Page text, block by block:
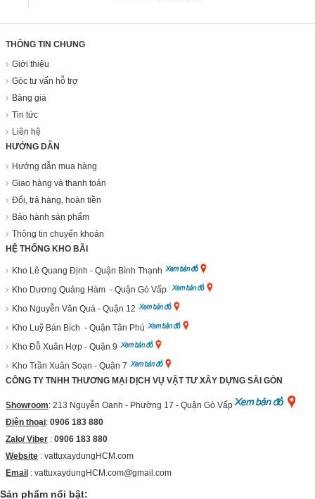
THÔNG TIN CHUNG
Giới thiệu
Góc tư vấn hỗ trợ
Bảng giá
Tin tức
Liên hệ
HƯỚNG DẪN
Hướng dẫn mua hàng
Giao hàng và thanh toán
Đổi, trả hàng, hoàn tiền
Bảo hành sản phẩm
Thông tin chuyển khoản
HỆ THỐNG KHO BÃI
Kho Lê Quang Định - Quận Bình Thạnh
Kho Dương Quảng Hàm - Quận Gò Vấp
Kho Nguyễn Văn Quá - Quận 12
Kho Luỹ Bán Bích - Quận Tân Phú
Kho Đỗ Xuân Hợp - Quận 9
Kho Trần Xuân Soạn - Quận 7
CÔNG TY TNHH THƯƠNG MẠI DỊCH VỤ VẬT TƯ XÂY DỰNG SÀI GÒN
Showroom: 213 Nguyễn Oanh - Phường 17 - Quận Gò Vấp
Điện thoại: 0906 183 880
Zalo/ Viber : 0906 183 880
Website : vattuxaydungHCM.com
Email : vattuxaydungHCM.com@gmail.com
Sản phẩm nổi bật: